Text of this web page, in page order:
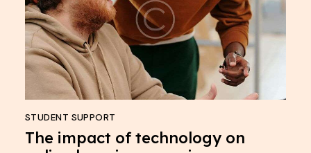
STUDENT SUPPORT
The impact of technology on